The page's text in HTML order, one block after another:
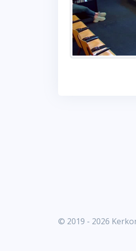
© 2019 - 2026